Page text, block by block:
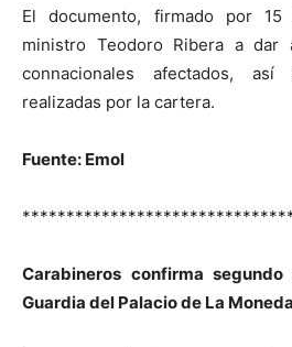
El documento, firmado por
ministro Teodoro Ribera a
connacionales afectados,
realizadas por la cartera.
Fuente: Emol
Carabineros confirma
Guardia del Palacio de La Moneda